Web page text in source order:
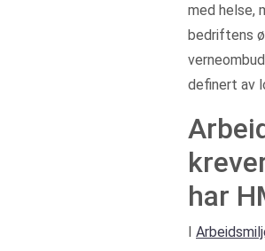
med helse,
bedriftens
definert av
har
I